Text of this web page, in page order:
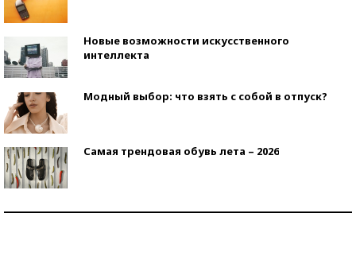
Новые возможности искусственного
интеллекта
Модный выбор: что взять с собой в отпуск?
Самая трендовая обувь лета – 2026